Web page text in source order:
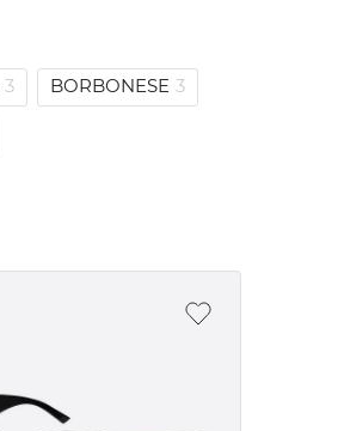
3 BORBONESE 3